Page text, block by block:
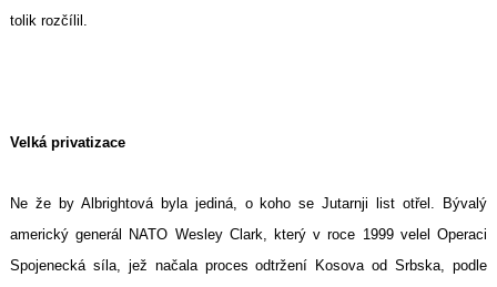
tolik rozčílil.
Velká privatizace
Ne že by Albrightová byla jediná, o koho se Jutarnji list otřel. Bývalý
americký generál NATO Wesley Clark, který v roce 1999 velel Operaci
Spojenecká síla, jež načala proces odtržení Kosova od Srbska, podle